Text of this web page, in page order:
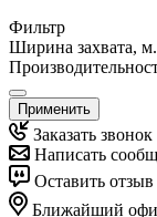
Фильтр
Ширина захвата,
Применить
Заказать звонок
Написать
Оставить отзыв
Ближайший